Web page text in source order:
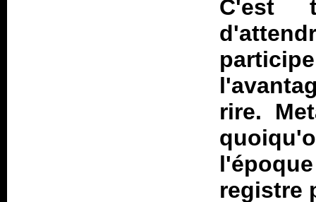
C'est
rire.
registre